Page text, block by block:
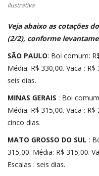
Ilustrativa
Veja abaixo as cotações
(2/2), conforme
SÃO PAULO: Boi comum:
Média: R$ 330,00. Vaca :
seis dias.
MINAS GERAIS : Boi
Média: R$ 315,00. Vaca :
cinco dias.
MATO GROSSO DO SUL :
315,00. Média: R$ 315,00.
Escalas : seis dias.